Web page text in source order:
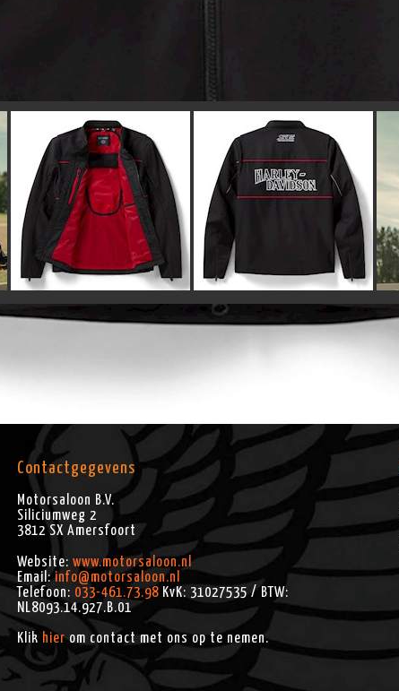
Contactgegevens
Motorsaloon B.V.
Siliciumweg 2
3812 SX Amersfoort
Website:www.motorsaloon.nl
Email:info@motorsaloon.nl
Telefoon: 033-461.73.98 KvK: 31027535 / BTW:
NL8093.14.927.B.01
Klik hierom contact met ons op te nemen.